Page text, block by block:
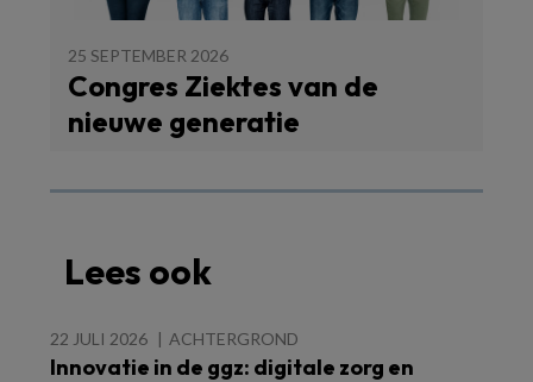
25 SEPTEMBER 2026
Congres Ziektes van de
nieuwe generatie
Lees ook
22 JULI 2026 ACHTERGROND
Innovatie in de ggz: digitale zorg en